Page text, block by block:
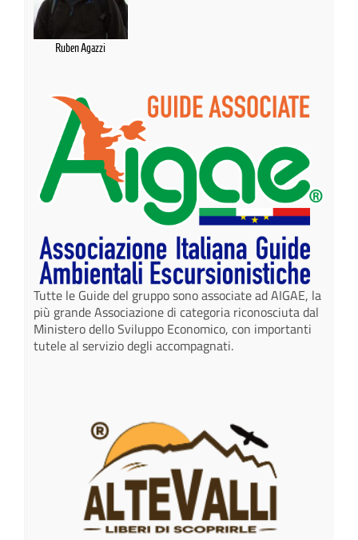
Ruben Agazzi
Tutte le Guide del gruppo sono associate ad AIGAE, la
più grande Associazione di categoria riconosciuta dal
Ministero dello Sviluppo Economico, con importanti
tutele al servizio degli accompagnati.